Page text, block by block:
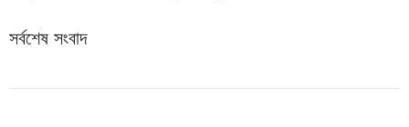
সর্বশেষ সংবাদ